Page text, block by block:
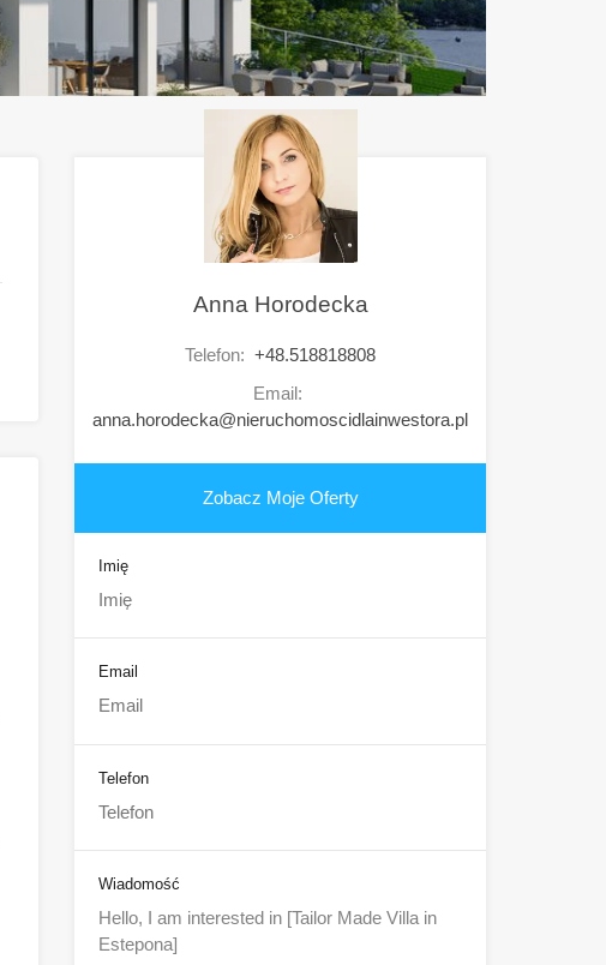
Anna Horodecka
Telefon: +48.518818808
Email:
anna.horodecka@nieruchomoscidlainwestora.pl
Zobacz Moje Oferty
Imię
Email
Telefon
Wiadomość